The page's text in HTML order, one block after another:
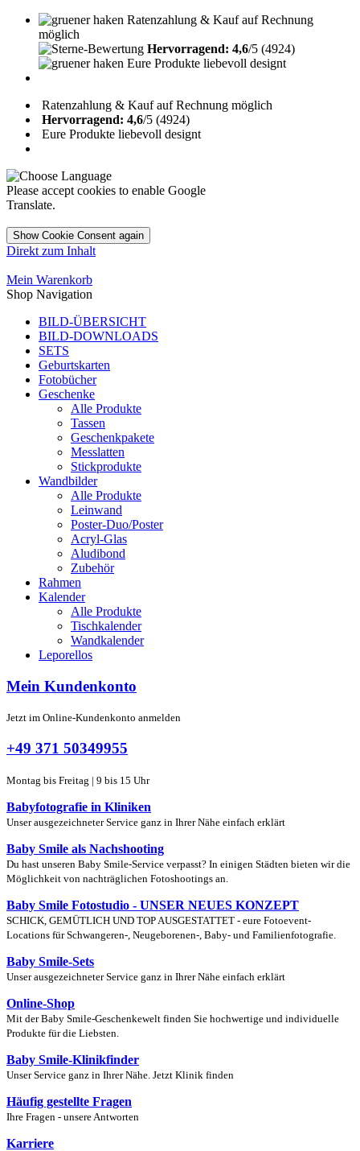
Ratenzahlung & Kauf auf Rechnung
möglich
Hervorragend: 4,6/5 (4924)
Eure Produkte liebevoll designt
Ratenzahlung & Kauf auf Rechnung möglich
Hervorragend: 4,6/5 (4924)
Eure Produkte liebevoll designt
Please accept cookies to enable Google
Translate.
Show Cookie Consent again
Direkt zum Inhalt
Mein Warenkorb
Shop Navigation
BILD-ÜBERSICHT
BILD-DOWNLOADS
SETS
Geburtskarten
Fotobücher
Geschenke
Alle Produkte
Tassen
Geschenkpakete
Messlatten
Stickprodukte
Wandbilder
Alle Produkte
Leinwand
Poster-Duo/Poster
Acryl-Glas
Aludibond
Zubehör
Rahmen
Kalender
Alle Produkte
Tischkalender
Wandkalender
Leporellos
Mein Kundenkonto
Jetzt im Online-Kundenkonto anmelden
+49 371 50349955
Montag bis Freitag | 9 bis 15 Uhr
Babyfotografie in Kliniken
Unser ausgezeichneter Service ganz in Ihrer Nähe einfach erklärt
Baby Smile als Nachshooting
Du hast unseren Baby Smile-Service verpasst? In einigen Städten bieten wir die
Möglichkeit von nachträglichen Fotoshootings an.
Baby Smile Fotostudio - UNSER NEUES KONZEPT
SCHICK, GEMÜTLICH UND TOP AUSGESTATTET - eure Fotoevent-
Locations für Schwangeren-, Neugeborenen-, Baby- und Familienfotografie.
Baby Smile-Sets
Unser ausgezeichneter Service ganz in Ihrer Nähe einfach erklärt
Online-Shop
Mit der Baby Smile-Geschenkewelt finden Sie hochwertige und individuelle
Produkte für die Liebsten.
Baby Smile-Klinikfinder
Unser Service ganz in Ihrer Nähe. Jetzt Klinik finden
Häufig gestellte Fragen
Ihre Fragen - unsere Antworten
Karriere